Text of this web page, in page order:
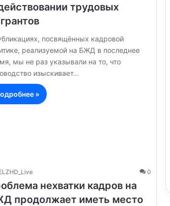
трудовых
посвящённых кадровой
реализуемой на БЖД в последнее
мы не раз указывали на то, что
изыскивает…
»
0
нехватки кадров на
продолжает иметь место